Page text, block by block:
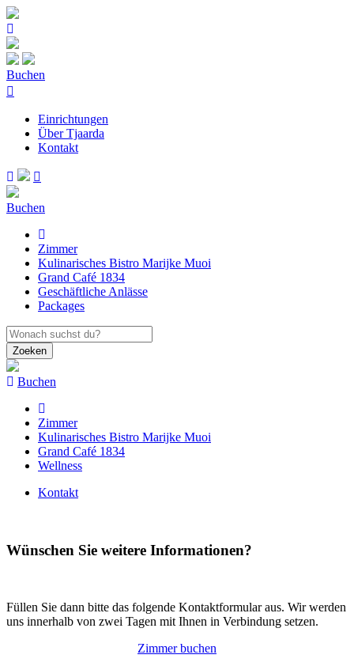
Buchen
Einrichtungen
Über Tjaarda
Kontakt
Buchen
Zimmer
Kulinarisches Bistro Marijke Muoi
Grand Café 1834
Geschäftliche Anlässe
Packages
Zoeken
Buchen
Zimmer
Kulinarisches Bistro Marijke Muoi
Grand Café 1834
Wellness
Kontakt
Wünschen Sie weitere Informationen?
Füllen Sie dann bitte das folgende Kontaktformular aus. Wir werden
uns innerhalb von zwei Tagen mit Ihnen in Verbindung setzen.
Zimmer buchen